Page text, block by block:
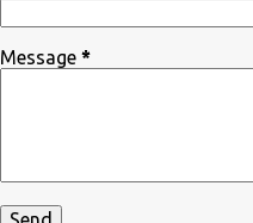
Message *